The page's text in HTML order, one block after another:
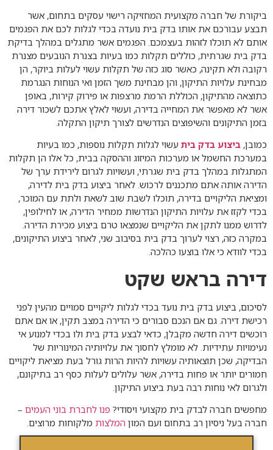
ביקורת של חברה מקצועית המחזיקה רישוי עסקים בתחום, אשר
תבצע עבורכם את אותו בדק בית נועדה בכדי לגלות לכם את הפגמים
אותם לא תוכלו לזהות בעצמכם. הפגמים אשר מתגלים במהלך בדיקת
בדק בית שגרתית, כוללים תקלות כמו בעיות בצנרת הנובעים מצנרת
רקובה ולא תקינה, כאשר סוג כזה של תקלות עשוי לעלות ביוקר, הן
מבחינת עלויות התיקון, והן מבחינת משך הזמן ואי הנוחות הנגרמת
כתוצאה מהתיקון, הכוללת הרמת מרצפות או פירוק קירות, באופן
אשר לא מאפשר את המחייה בדירה, ועשוי לאלץ אתכם לשכור דירה
בזמן התיקונים והשיפוצים הנדרשים לצורך תיקון התקלה.
כמובן, ביצוע בדק בית עשוי לגלות תקלות נוספות, כמו בעיות
במערכת החשמל או מערכות המיזוג וההסקה בבית, כל אלו הן תקלות
המתגלות במהלך בדק בית שגרתי, ועשויות לגרום לירידת ערך של
הדירה אותה אתם מתכננים לרכוש. לאחר ביצוע בדק בית לדירה,
ומציאת הליקויים בדירה, תוכלו לשבת שוב לשאת ולתת עם המוכר,
בכדי לקזז את עלויות התיקון הנדרשות ממחיר הדירה, או לחילופין,
לדרוש ממנו לתקן את הליקויים שנמצאו טרם ביצוע מכירת הדירה.
במקרה כזה, רצוי לערוך בדק בית בסיבוב שני, לאחר ביצוע התיקונים,
בכדי לוודא כי אלו בוצעו כהלכה.
דירה בראש שקט
לסיכום, ביצוע בדק בית נועד בכדי לגלות ליקויים סמויים מהעין לפני
רכישת דירה. גם אם הנכם סבורים כי הדירה במצב תקין, או אם אתם
רוכשים דירה חדשה מקבלן, כדאי לבצע בדק בית ולו בכדי למנוע אי
נעימויות עתידיות. לא מומלץ לחסוך את עלויותיה המינוריות של
הבדיקה, שכן תוצאותיה עשויות להיות הרות גורל בעת מציאת ליקויים
חמורים יותר או פחות בדירה, אשר עלולים לעלות כסף רב בתיקונם,
ולגרום לאי נוחות רבה בעת ביצוע התיקון.
מחפשים חברה לבדק בית מקצועי ויסודי? פנו לחברת בוני העמים –
חברה בעל ניסיון רב בתחום ועם המון המלצות מלקוחות מרוצים.